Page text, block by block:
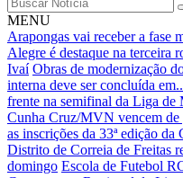
MENU
Arapongas vai receber a fase
Alegre é destaque na terceira
Ivaí Obras de modernização
interna deve ser concluída
frente na semifinal da Liga de
Cunha Cruz/MVN vencem de
as inscrições da 33ª edição
Distrito de Correia de Freitas
domingo Escola de Futebol